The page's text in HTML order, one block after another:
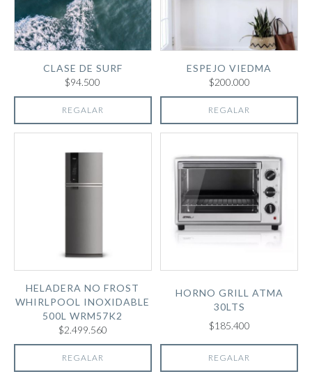
CLASE DE SURF
$94.500
REGALAR
ESPEJO VIEDMA
$200.000
REGALAR
HELADERA NO FROST
WHIRLPOOL INOXIDABLE
500L WRM57K2
$2.499.560
REGALAR
HORNO GRILL ATMA
30LTS
$185.400
REGALAR